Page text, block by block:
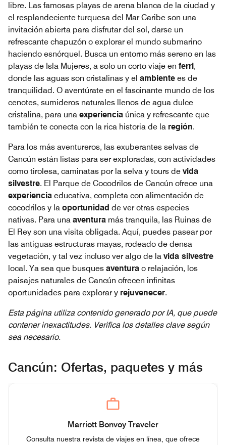
libre. Las famosas playas de arena blanca de la ciudad y
el resplandeciente turquesa del Mar Caribe son una
invitación abierta para disfrutar del sol, darse un
refrescante chapuzón o explorar el mundo submarino
haciendo esnórquel. Busca un entorno más sereno en las
playas de Isla Mujeres, a solo un corto viaje en ferri,
donde las aguas son cristalinas y el ambiente es de
tranquilidad. O aventúrate en el fascinante mundo de los
cenotes, sumideros naturales llenos de agua dulce
cristalina, para una experiencia única y refrescante que
también te conecta con la rica historia de la región.
Para los más aventureros, las exuberantes selvas de
Cancún están listas para ser exploradas, con actividades
como tirolesa, caminatas por la selva y tours de vida
silvestre. El Parque de Cocodrilos de Cancún ofrece una
experiencia educativa, completa con alimentación de
cocodrilos y la oportunidad de ver otras especies
nativas. Para una aventura más tranquila, las Ruinas de
El Rey son una visita obligada. Aquí, puedes pasear por
las antiguas estructuras mayas, rodeado de densa
vegetación, y tal vez incluso ver algo de la vida silvestre
local. Ya sea que busques aventura o relajación, los
paisajes naturales de Cancún ofrecen infinitas
oportunidades para explorar y rejuvenecer.
Esta página utiliza contenido generado por IA, que puede
contener inexactitudes. Verifica los detalles clave según
sea necesario.
Cancún: Ofertas, paquetes y más
Marriott Bonvoy Traveler
Consulta nuestra revista de viajes en línea, que ofrece